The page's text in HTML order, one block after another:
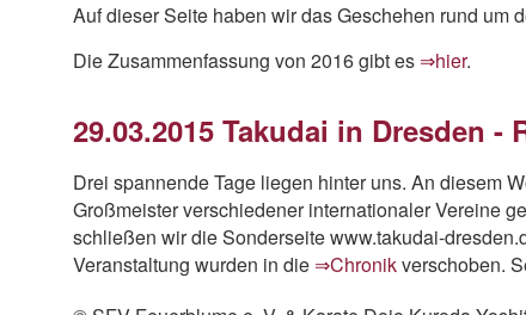
Auf dieser Seite haben wir das Geschehen rund um
Die Zusammenfassung von 2016 gibt es ⇒hier.
29.03.2015 Takudai in Dresden -
Drei spannende Tage liegen hinter uns. An diesem
Großmeister verschiedener internationaler Vereine
schließen wir die Sonderseite www.takudai-
Veranstaltung wurden in die ⇒Chronikverschoben.